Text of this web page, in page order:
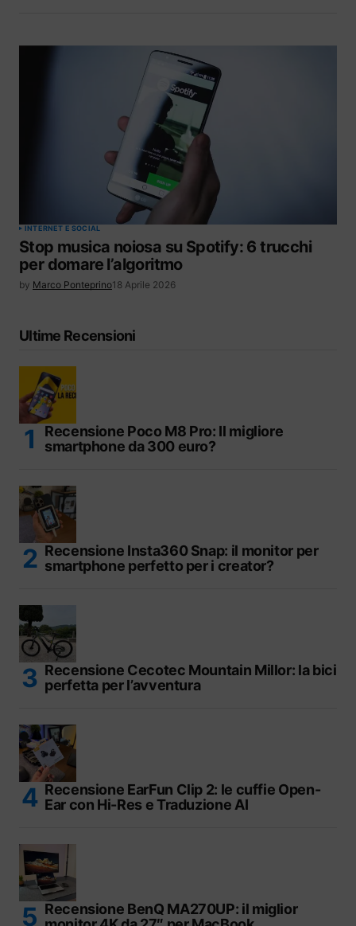
INTERNET E SOCIAL
Stop musica noiosa su Spotify: 6 trucchi
per domare l’algoritmo
by Marco Ponteprino18 Aprile 2026
Ultime Recensioni
Recensione Poco M8 Pro: Il migliore
smartphone da 300 euro?
Recensione Insta360 Snap: il monitor per
smartphone perfetto per i creator?
Recensione Cecotec Mountain Millor: la bici
perfetta per l’avventura
Recensione EarFun Clip 2: le cuffie Open-
Ear con Hi-Res e Traduzione AI
Recensione BenQ MA270UP: il miglior